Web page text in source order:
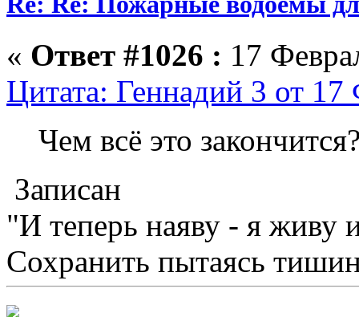
« Ответ #1026 : 17
Цитата: Геннадий 3 от
Чем всё это
Записан
"И теперь наяву - я живу
Сохранить пытаясь